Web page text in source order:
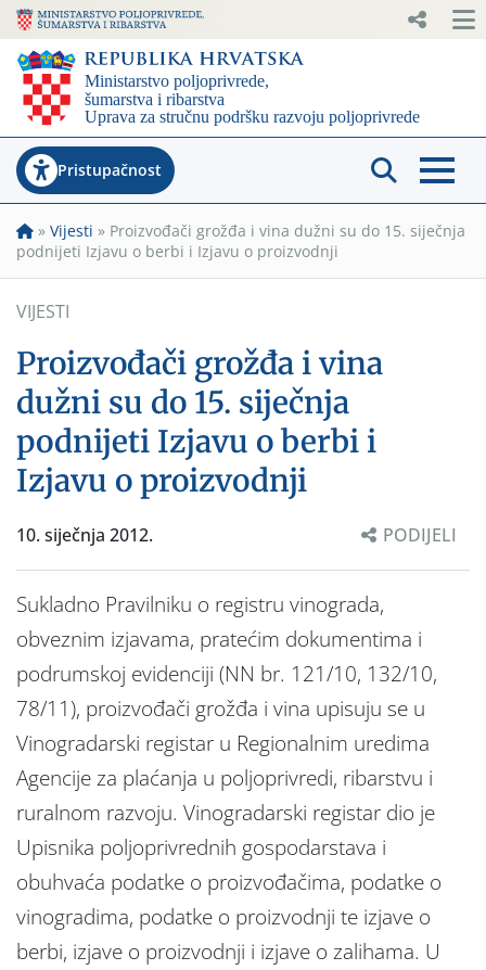
Pristupačnost
» Vijesti » Proizvođači grožđa i vina dužni su do 15. siječnja
podnijeti Izjavu o berbi i Izjavu o proizvodnji
VIJESTI
Proizvođači grožđa i vina
dužni su do 15. siječnja
podnijeti Izjavu o berbi i
Izjavu o proizvodnji
10. siječnja 2012. PODIJELI
Sukladno Pravilniku o registru vinograda,
obveznim izjavama, pratećim dokumentima i
podrumskoj evidenciji (NN br. 121/10, 132/10,
78/11), proizvođači grožđa i vina upisuju se u
Vinogradarski registar u Regionalnim uredima
Agencije za plaćanja u poljoprivredi, ribarstvu i
ruralnom razvoju. Vinogradarski registar dio je
Upisnika poljoprivrednih gospodarstava i
obuhvaća podatke o proizvođačima, podatke o
vinogradima, podatke o proizvodnji te izjave o
berbi, izjave o proizvodnji i izjave o zalihama. U